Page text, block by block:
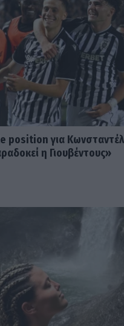
Κυκλοφόρησε
νέας
του MEGA
position για
η Γιουβέντους»